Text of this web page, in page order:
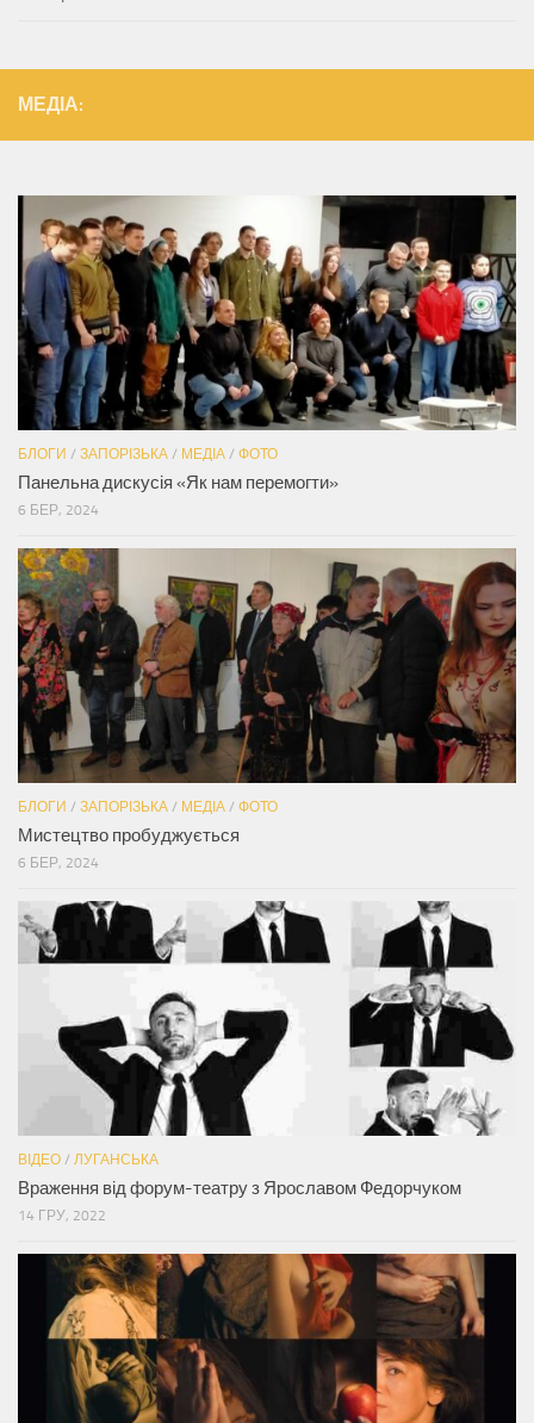
МЕДІА:
БЛОГИ / ЗАПОРІЗЬКА / МЕДІА / ФОТО
Панельна дискусія «Як нам перемогти»
6 БЕР, 2024
БЛОГИ / ЗАПОРІЗЬКА / МЕДІА / ФОТО
Мистецтво пробуджується
6 БЕР, 2024
ВІДЕО / ЛУГАНСЬКА
Враження від форум-театру з Ярославом Федорчуком
14 ГРУ, 2022